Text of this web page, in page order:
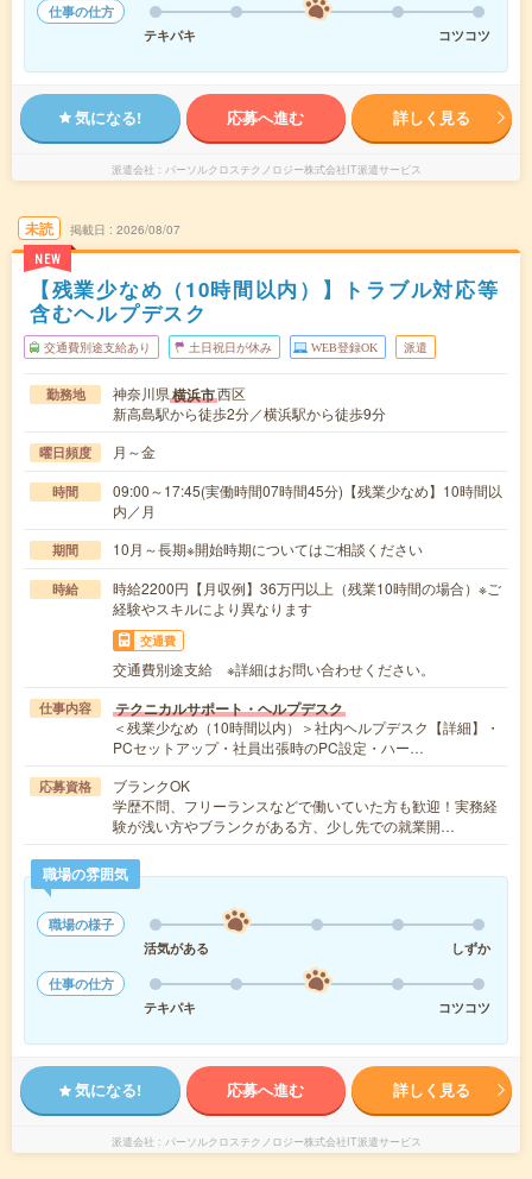
仕事の仕方
テキパキ
コツコツ
気になる! 応募へ進む 詳しく見る
派遣会社 パーソルクロステクノロジー株式会社IT派遣サービス
未読
NEW
掲載日 2026/08/07
【残業少なめ（10時間以内）】トラブル対応等
含むヘルプデスク
交通費別途支給あり 土日祝日が休み WEB登録OK 派遣
勤務地 神奈川県横浜市西区
新高島駅から徒歩2分／横浜駅から徒歩9分
曜日頻度 月～金
時間
09:00～17:45(実働時間07時間45分)【残業少なめ】10時間以
内／月
期間 10月～長期※開始時期についてはご相談ください
時給
時給2200円【月収例】36万円以上（残業10時間の場合）※ご
経験やスキルにより異なります
交通費
交通費別途支給 ※詳細はお問い合わせください。
仕事内容 テクニカルサポート・ヘルプデスク
＜残業少なめ（10時間以内）＞社内ヘルプデスク【詳細】・
PCセットアップ・社員出張時のPC設定・ハー…
応募資格
ブランクOK
学歴不問、フリーランスなどで働いていた方も歓迎！実務経
験が浅い方やブランクがある方、少し先での就業開…
職場の雰囲気
職場の様子
活気がある
しずか
仕事の仕方
テキパキ
コツコツ
気になる! 応募へ進む 詳しく見る
派遣会社 パーソルクロステクノロジー株式会社IT派遣サービス